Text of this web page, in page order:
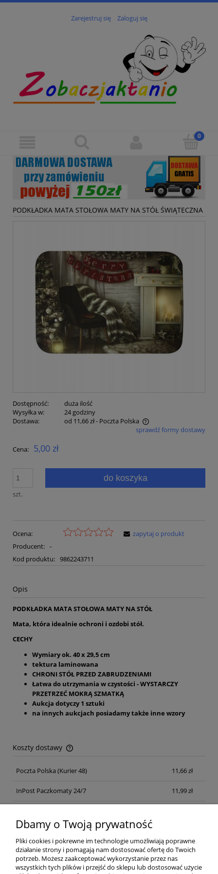
Zarejestruj się Zaloguj się
PODKŁADKA MATA STOŁOWA MATY NA STÓŁ ŚWIĄTECZNA
Dostępność:
duża ilość
Wysyłka w:
24 godziny
Dostawa:
od 11,66 zł- Poczta Polska
Cena nie zawiera ewentualnych kosztów płatnościsprawdź formy dostawy
Cena: 5,00 zł
szt.
do koszyka
Ocena:
Producent: -
Kod produktu: 9862243711
zapytaj o produkt
Opis
PODKŁADKA MATA STOŁOWA MATY NA STÓŁ
Mata, która idealnie ochroni i ozdobi stół.
CECHY
Wymiary ok. 40 x 29,5 cm
tektura laminowana
CHRONI STÓŁ PRZED ZABRUDZENIAMI
Łatwa do utrzymania w czystości - WYSTARCZY
PRZETRZEĆ MOKRĄ SZMATKĄ
Aukcja dotyczy 1 sztuki
na innych aukcjach posiadamy także inne wzory
Koszty dostawy
Cena nie zawiera ewentualnych kosztów płatności
Poczta Polska (Kurier 48) 11,66 zł
InPost Paczkomaty 24/7 11,99 zł
Dbamy o Twoją prywatność
Pliki cookies i pokrewne im technologie umożliwiają poprawne
działanie strony i pomagają nam dostosować ofertę do Twoich
potrzeb. Możesz zaakceptować wykorzystanie przez nas
wszystkich tych plików i przejść do sklepu lub dostosować użycie